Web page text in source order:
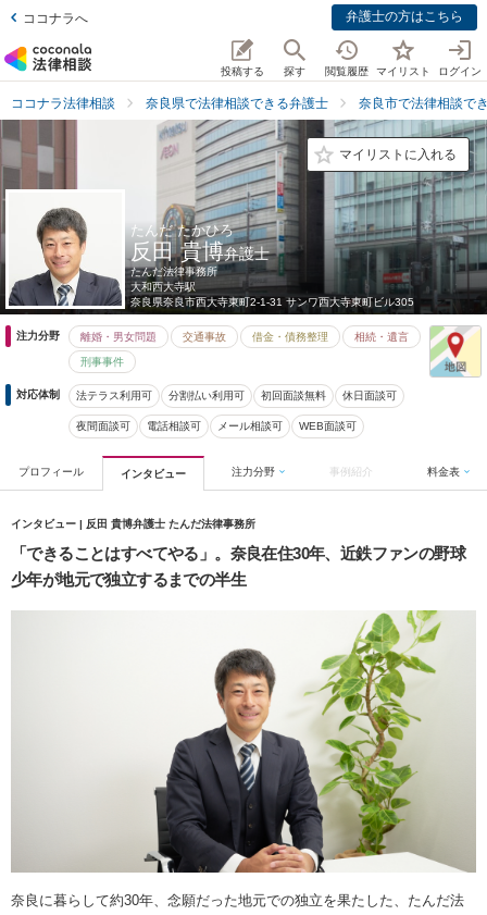
ココナラへ 弁護士の方はこちら
投稿する 探す 閲覧履歴 マイリスト ログイン
ココナラ法律相談 奈良県で法律相談できる弁護士 奈良市で法律相談で
マイリストに入れる
たんだ たかひろ
反田 貴博弁護士
たんだ法律事務所
大和西大寺駅
奈良県奈良市西大寺東町2-1-31 サンワ西大寺東町ビル305
注力分野 離婚・男女問題 交通事故 借金・債務整理 相続・遺言
刑事事件
対応体制 法テラス利用可 分割払い利用可 初回面談無料 休日面談可
夜間面談可 電話相談可 メール相談可 WEB面談可
プロフィール インタビュー 注力分野 事例紹介 料金表
インタビュー | 反田 貴博弁護士 たんだ法律事務所
「できることはすべてやる」。奈良在住30年、近鉄ファンの野球
少年が地元で独立するまでの半生
奈良に暮らして約30年、念願だった地元での独立を果たした、たんだ法